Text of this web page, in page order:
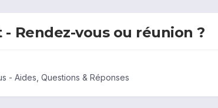
Rendez-vous ou réunion ?
- Aides, Questions & Réponses